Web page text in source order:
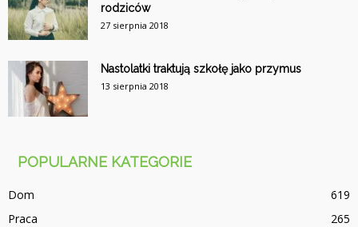
rodziców
27 sierpnia 2018
Nastolatki traktują szkołę jako przymus
13 sierpnia 2018
POPULARNE KATEGORIE
Dom
619
Praca
265